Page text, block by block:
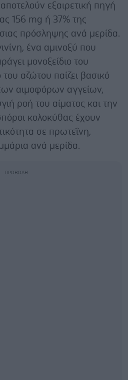
εξαιρετική πηγή
156 mg ή 37% της
πρόσληψης ανά μερίδα.
ένα αμινοξύ που
μονοξείδιο του
του αζώτου παίζει βασικό
αιμοφόρων αγγείων,
ροή του αίματος και την
κολοκύθας έχουν
σε πρωτεΐνη,
ανά μερίδα.